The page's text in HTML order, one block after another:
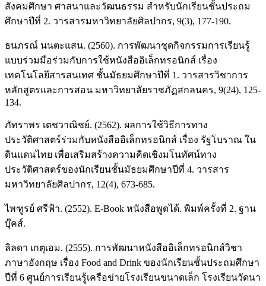
สังคมศึกษา ศาสนาและวัฒนธรรม สำหรับนักเรียนชั้นประถม
ศึกษาปีที่ 2. วารสารมหาวิทยาลัยศิลปากร, 9(3), 177-190.
ธนภรณ์ นนตะแสน. (2560). การพัฒนาชุดกิจกรรมการเรียนรู้
แบบร่วมมือร่วมกับการใช้หนังสืออิเล็กทรอนิกส์ เรื่อง
เทคโนโลยีสารสนเทศ ชั้นมัธยมศึกษาปีที่ 1. วารสารวิชาการ
หลักสูตรและการสอน มหาวิทยาลัยราชภัฏสกลนคร, 9(24), 125-
134.
ภัทราพร เตชวาณิชย์. (2562). ผลการใช้วิธีการทาง
ประวัติศาสตร์ร่วมกับหนังสืออิเล็กทรอนิกส์ เรื่อง รัฐโบราณ ใน
ดินแดนไทย เพื่อเสริมสร้างความคิดเชิงมโนทัศน์ทาง
ประวัติศาสตร์ของนักเรียนชั้นมัธยมศึกษาปีที่ 4. วารสาร
มหาวิทยาลัยศิลปากร, 12(4), 673-685.
ไพฑูรย์ ศรีฟ้า. (2552). E-Book หนังสือพูดได้. พิมพ์ครั้งที่ 2. ฐาน
บุ๊คส์.
ลิลดา เกตุเอม. (2555). การพัฒนาหนังสืออิเล็กทรอนิกส์วิชา
ภาษาอังกฤษ เรื่อง Food and Drink ของนักเรียนชั้นประถมศึกษา
ปีที่ 6 ศูนย์การเรียนรู้เครือข่ายโรงเรียนขนาดเล็ก โรงเรียนวัดนา